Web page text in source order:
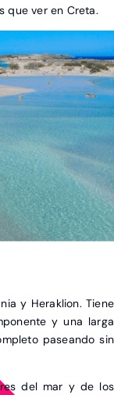
que ver en Creta.
y Heraklion. Tiene
y una larga
paseando sin
del mar y de los